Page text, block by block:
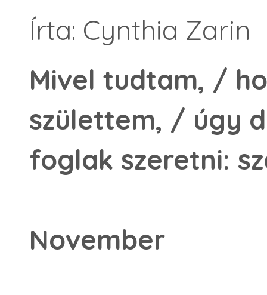
Írta: Cynthia Zarin
Mivel tudtam, /
születtem, / úgy
foglak szeretni:
November